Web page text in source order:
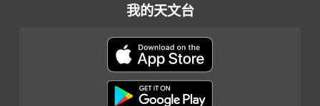
我的天文台